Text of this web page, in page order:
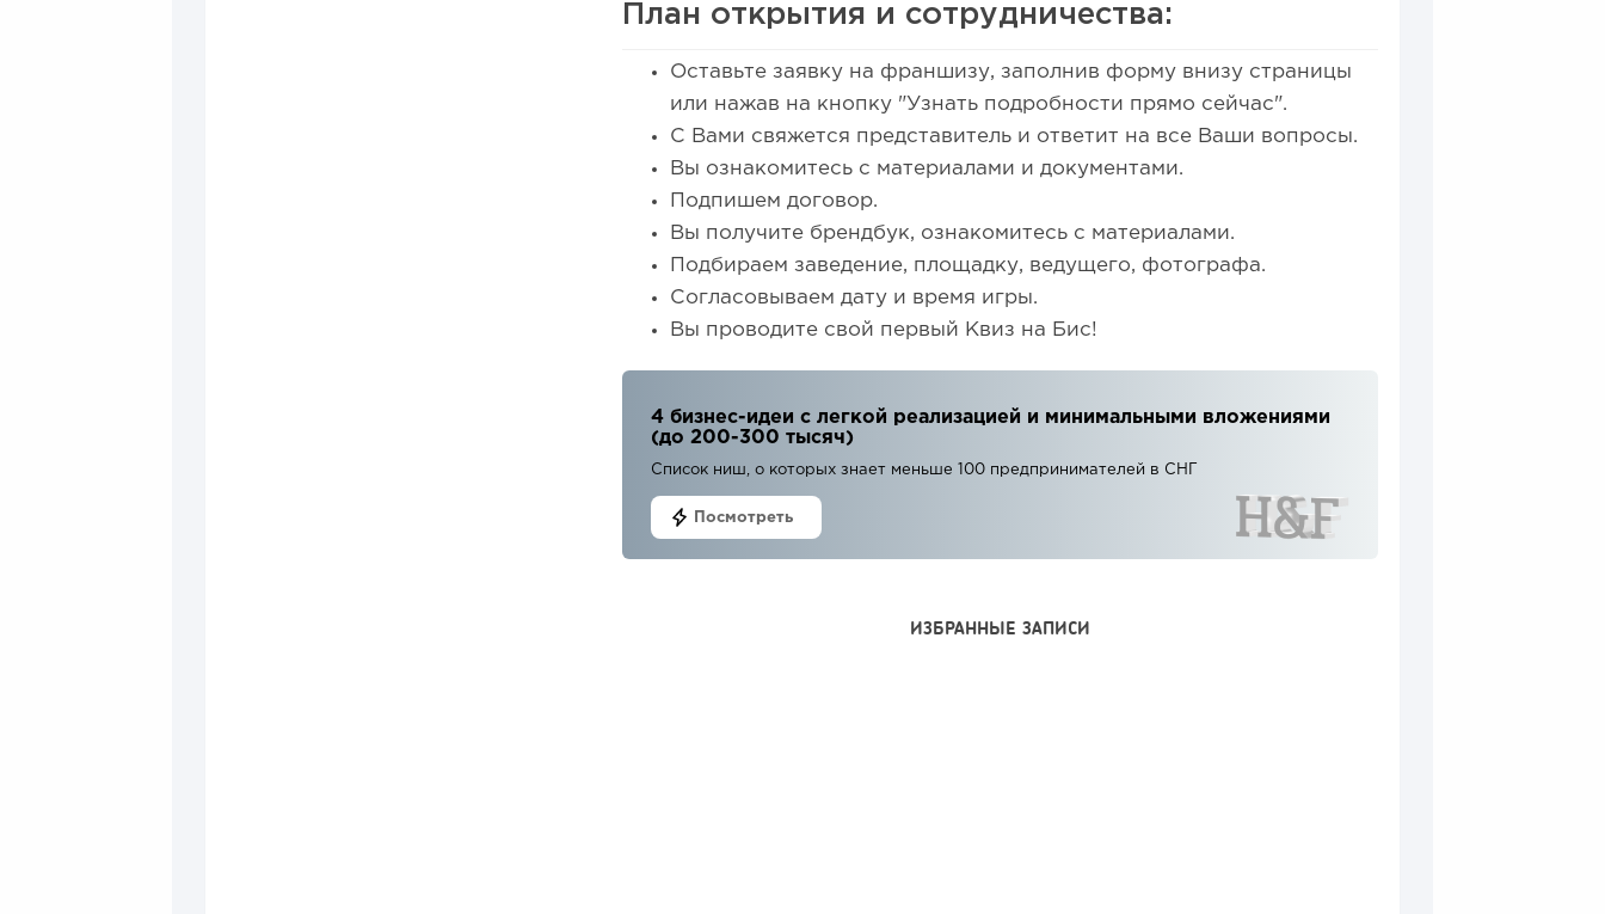
План открытия и сотрудничества:
Оставьте заявку на франшизу, заполнив форму внизу страницы
или нажав на кнопку "Узнать подробности прямо сейчас".
С Вами свяжется представитель и ответит на все Ваши вопросы.
Вы ознакомитесь с материалами и документами.
Подпишем договор.
Вы получите брендбук, ознакомитесь с материалами.
Подбираем заведение, площадку, ведущего, фотографа.
Согласовываем дату и время игры.
Вы проводите свой первый Квиз на Бис!
4 бизнес-идеи с легкой реализацией и минимальными вложениями
(до 200-300 тысяч)
Список ниш, о которых знает меньше 100 предпринимателей в СНГ
Посмотреть
ИЗБРАННЫЕ ЗАПИСИ